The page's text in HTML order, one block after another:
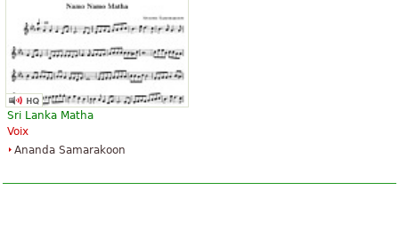
Sri Lanka Matha
Voix
Ananda Samarakoon